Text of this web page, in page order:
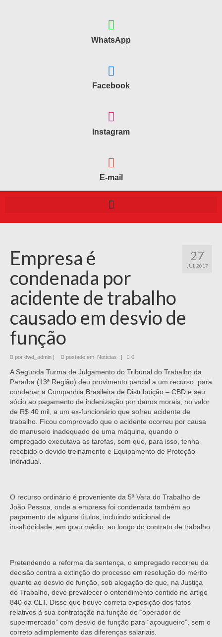
WhatsApp
Facebook
Instagram
E-mail
27
JUL 2017
Empresa é
condenada por
acidente de trabalho
causado em desvio de
função
por dwd_admin postado em: Notícias 0
A Segunda Turma de Julgamento do Tribunal do Trabalho da
Paraíba (13ª Região) deu provimento parcial a um recurso, para
condenar a Companhia Brasileira de Distribuição – CBD e seu
sócio ao pagamento de indenização por danos morais, no valor
de R$ 40 mil, a um ex-funcionário que sofreu acidente de
trabalho. Ficou comprovado que o acidente ocorreu por causa
do manuseio inadequado de uma máquina, quando o
empregado executava as tarefas, sem que, para isso, tenha
recebido o devido treinamento e Equipamento de Proteção
Individual.
O recurso ordinário é proveniente da 5ª Vara do Trabalho de
João Pessoa, onde a empresa foi condenada também ao
pagamento de alguns títulos, incluindo adicional de
insalubridade, em grau médio, ao longo do contrato de trabalho.
Pretendendo a reforma da sentença, o empregado recorreu da
decisão contra a extinção do processo em resolução do mérito
quanto ao desvio de função, sob alegação de que, na Justiça
do Trabalho, deve prevalecer o entendimento contido no artigo
840 da CLT. Disse que houve correta exposição dos fatos
relativos à sua contratação na função de “operador de
supermercado” com desvio de função para “açougueiro”, sem o
correto adimplemento das diferenças salariais.